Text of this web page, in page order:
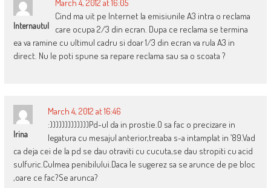
Internautul
March 4, 2012 at 16:05
Cind ma uit pe Internet la emisiunile A3 intra o reclama
care ocupa 2/3 din ecran. Dupa ce reclama se termina
ea va ramine cu ultimul cadru si doar 1/3 din ecran va rula A3 in
direct. Nu le poti spune sa repare reclama sau sa o scoata ?
Irina
March 4, 2012 at 16:46
:)))))))))))))Pd-ul da in prostie.O sa fac o precizare in
legatura cu mesajul anterior,treaba s-a intamplat in ’89.Vad
ca deja cei de la pd se dau otraviti cu cucuta,se dau stropiti cu acid
sulfuric.Culmea penibilului.Daca le sugerez sa se arunce de pe bloc
,oare ce fac?Se arunca?